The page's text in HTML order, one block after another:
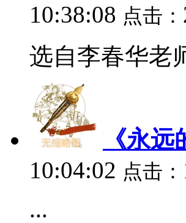
10:38:08 点击：
选自李春华老
《永
10:04:02 点击：
...